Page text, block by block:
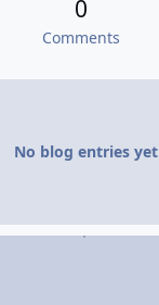
0
Comments
No blog entries yet